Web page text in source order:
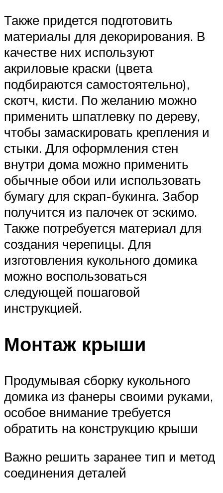
Также придется подготовить
материалы для декорирования. В
качестве них используют
акриловые краски (цвета
подбираются самостоятельно),
скотч, кисти. По желанию можно
применить шпатлевку по дереву,
чтобы замаскировать крепления и
стыки. Для оформления стен
внутри дома можно применить
обычные обои или использовать
бумагу для скрап-букинга. Забор
получится из палочек от эскимо.
Также потребуется материал для
создания черепицы. Для
изготовления кукольного домика
можно воспользоваться
следующей пошаговой
инструкцией.
Монтаж крыши
Продумывая сборку кукольного
домика из фанеры своими руками,
особое внимание требуется
обратить на конструкцию крыши
Важно решить заранее тип и метод
соединения деталей